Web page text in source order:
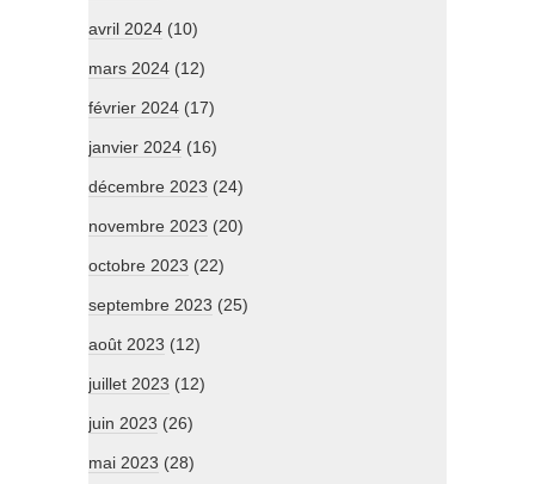
avril 2024 (10)
mars 2024 (12)
février 2024 (17)
janvier 2024 (16)
décembre 2023 (24)
novembre 2023 (20)
octobre 2023 (22)
septembre 2023 (25)
août 2023 (12)
juillet 2023 (12)
juin 2023 (26)
mai 2023 (28)